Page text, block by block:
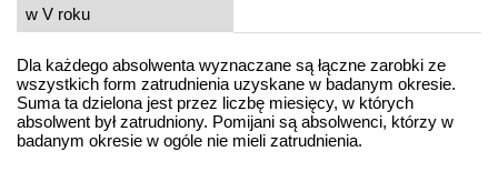
w V roku
Dla każdego absolwenta wyznaczane są łączne zarobki ze
wszystkich form zatrudnienia uzyskane w badanym okresie.
Suma ta dzielona jest przez liczbę miesięcy, w których
absolwent był zatrudniony. Pomijani są absolwenci, którzy w
badanym okresie w ogóle nie mieli zatrudnienia.